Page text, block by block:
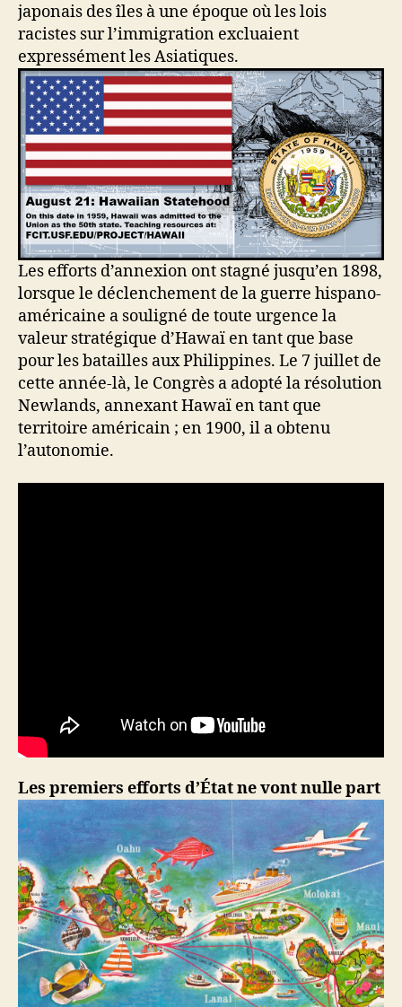
japonais des îles à une époque où les lois
racistes sur l’immigration excluaient
expressément les Asiatiques.
Les efforts d’annexion ont stagné jusqu’en 1898,
lorsque le déclenchement de la guerre hispano-
américaine a souligné de toute urgence la
valeur stratégique d’Hawaï en tant que base
pour les batailles aux Philippines. Le 7 juillet de
cette année-là, le Congrès a adopté la résolution
Newlands, annexant Hawaï en tant que
territoire américain ; en 1900, il a obtenu
l’autonomie.
Les premiers efforts d’État ne vont nulle part